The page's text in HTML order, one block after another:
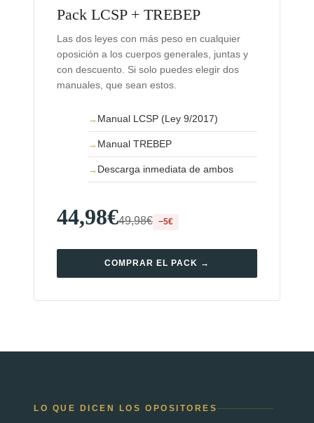
Pack LCSP + TREBEP
Las dos leyes con más peso en cualquier
oposición a los cuerpos generales, juntas y
con descuento. Si solo puedes elegir dos
manuales, que sean estos.
Manual LCSP (Ley 9/2017)
Manual TREBEP
Descarga inmediata de ambos
44,98€49,98€ −5€
COMPRAR EL PACK →
LO QUE DICEN LOS OPOSITORES